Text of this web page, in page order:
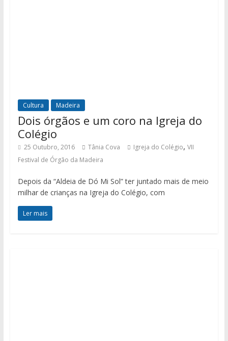
Cultura Madeira
Dois órgãos e um coro na Igreja do
Colégio
25 Outubro, 2016 Tânia Cova Igreja do Colégio, VII
Festival de Órgão da Madeira
Depois da “Aldeia de Dó Mi Sol” ter juntado mais de meio
milhar de crianças na Igreja do Colégio, com
Ler mais